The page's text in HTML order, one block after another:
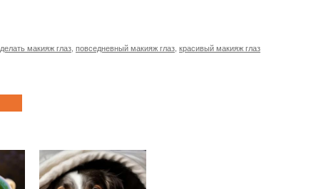
макияж глаз повседневный макияж глаз красивый макияж глаз